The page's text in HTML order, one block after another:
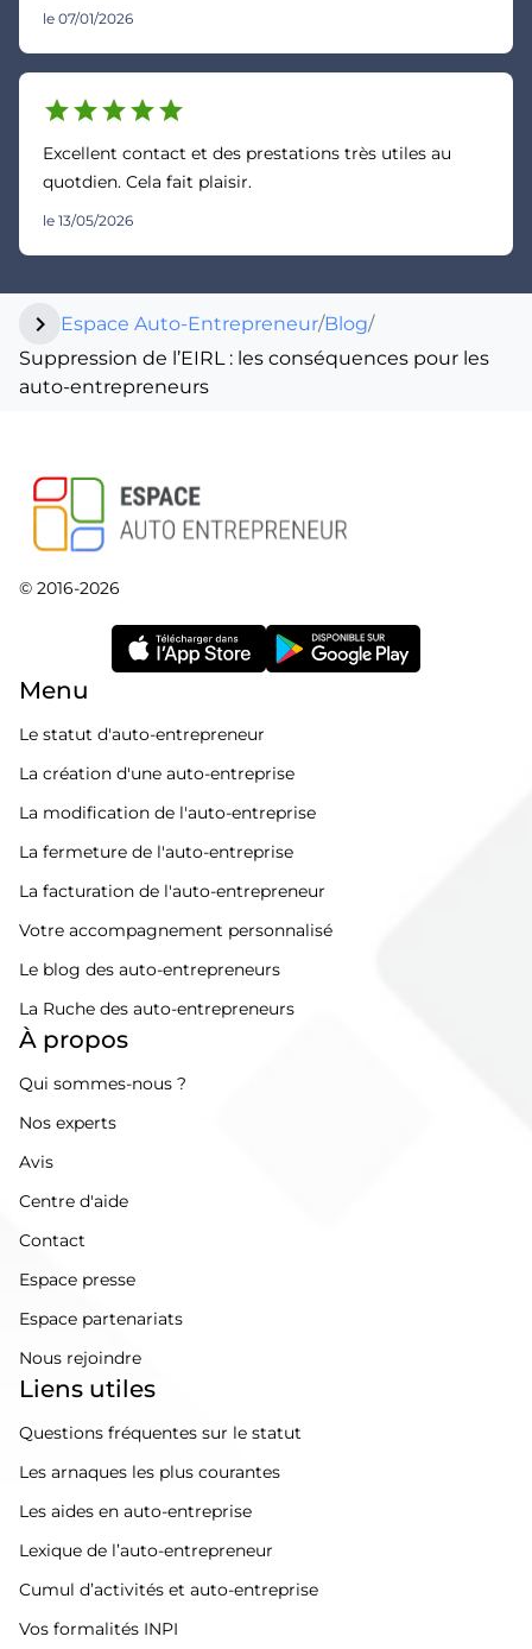
le 07/01/2026
starstarstarstarstar
Excellent contact et des prestations très utiles au
quotdien. Cela fait plaisir.
le 13/05/2026
chevron_right Espace Auto-Entrepreneur/Blog/
Suppression de l’EIRL : les conséquences pour les
auto-entrepreneurs
© 2016-2026
Menu
Le statut d'auto-entrepreneur
La création d'une auto-entreprise
La modification de l'auto-entreprise
La fermeture de l'auto-entreprise
La facturation de l'auto-entrepreneur
Votre accompagnement personnalisé
Le blog des auto-entrepreneurs
La Ruche des auto-entrepreneurs
À propos
Qui sommes-nous ?
Nos experts
Avis
Centre d'aide
Contact
Espace presse
Espace partenariats
Nous rejoindre
Liens utiles
Questions fréquentes sur le statut
Les arnaques les plus courantes
Les aides en auto-entreprise
Lexique de l’auto-entrepreneur
Cumul d’activités et auto-entreprise
Vos formalités INPI